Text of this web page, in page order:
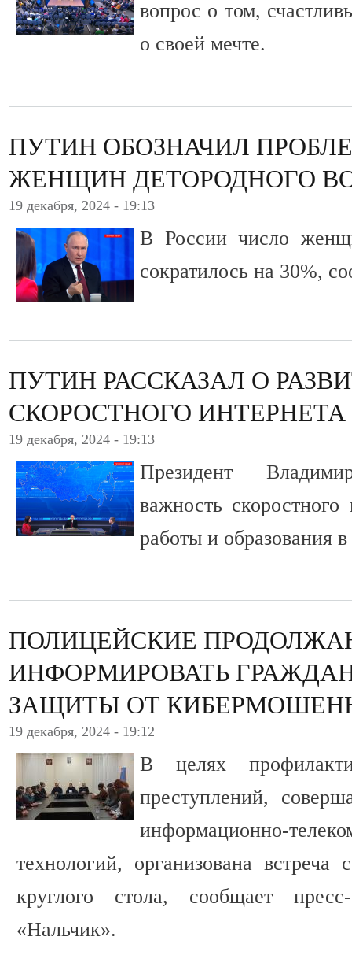
вопрос о том,
о своей мечте.
ПУТИН ОБОЗНАЧИЛ
ЖЕНЩИН ДЕТОРОДНОГО
19 декабря, 2024 - 19:13
В России число
сократилось на 30%,
ПУТИН РАССКАЗАЛ О
СКОРОСТНОГО
19 декабря, 2024 - 19:13
Президент
важность
работы и образования
ПОЛИЦЕЙСКИЕ
ИНФОРМИРОВАТЬ
ЗАЩИТЫ ОТ
19 декабря, 2024 - 19:12
В целях
преступлений,
информационно-
технологий, организована
круглого стола, сообщает
«Нальчик».